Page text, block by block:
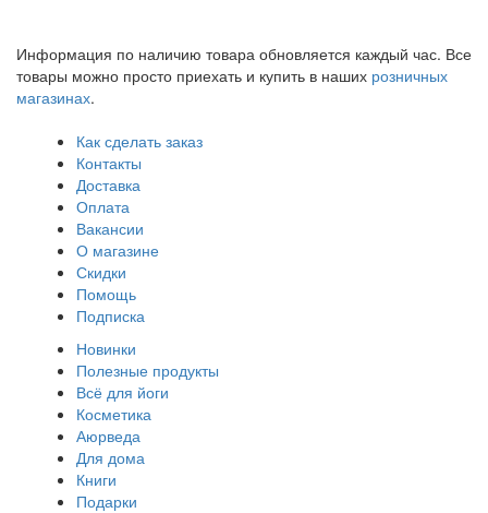
Информация по наличию товара обновляется каждый час. Все
товары можно просто приехать и купить в наших розничных
магазинах.
Как сделать заказ
Контакты
Доставка
Оплата
Вакансии
О магазине
Скидки
Помощь
Подписка
Новинки
Полезные продукты
Всё для йоги
Косметика
Аюрведа
Для дома
Книги
Подарки